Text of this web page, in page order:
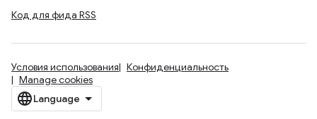
Код для фида RSS
Условия использования
Конфиденциальность
Manage cookies